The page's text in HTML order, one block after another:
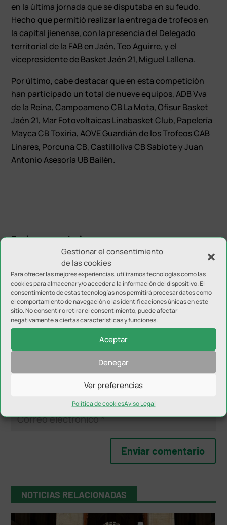
Gestionar el consentimiento
de las cookies
Para ofrecer las mejores experiencias, utilizamos tecnologías como las
cookies para almacenar y/o acceder a la información del dispositivo. El
consentimiento de estas tecnologías nos permitirá procesar datos como
el comportamiento de navegación o las identificaciones únicas en este
sitio. No consentir o retirar el consentimiento, puede afectar
negativamente a ciertas características y funciones.
Aceptar
Denegar
Ver preferencias
Política de cookiesAviso Legal
en la última jornada que se disputaba en su feudo.
Hecho que permitió realizar la entrega de trofeos en
la capital jienense, con la presencia del Delegado
territorial de la FAB en Jaén, Teo Aguirre, y el
vicepresidente de Basket Jaén 21, Miguel Lallena.
Por último, cabe destacar que en esta competición
han participado un total de nueve equipos, ADB Vva
de la Reina, Campoameno CB La Mota, Ofisur Basket
Jaén 21, Mar Fotovoltaicas Linabasket Club, Papelería
Mayca CB Toxiria, AOVE Guardián de los Trofeos CAB
Linares, Porcuna CB, Castilloliva CB Sabiote y Juan
Antonio Asesoría UB Bailén.
Enviar comentario
Tu dirección de correo electrónico no será publicada.
campos obligatorios están marcados con
NOTICIAS RELACIONADAS